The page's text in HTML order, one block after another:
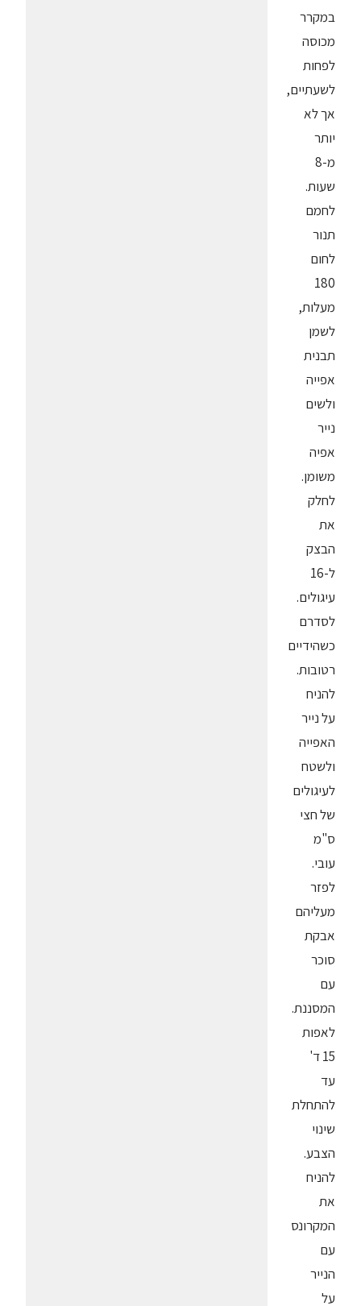
במקרר
מכוסה
לפחות
לשעתיים,
אך לא
יותר
מ-8
שעות.
לחמם
תנור
לחום
180
מעלות,
לשמן
תבנית
אפייה
ולשים
נייר
אפיה
משומן.
לחלק
את
הבצק
ל-16
עיגולים.
לסדרם
כשהידיים
רטובות.
להניח
על נייר
האפייה
ולשטח
לעיגולים
של חצי
ס"מ
עובי.
לפזר
מעליהם
אבקת
סוכר
עם
המסננת.
לאפות
15 ד'
עד
להתחלת
שינוי
הצבע.
להניח
את
המקרונס
עם
הנייר
על